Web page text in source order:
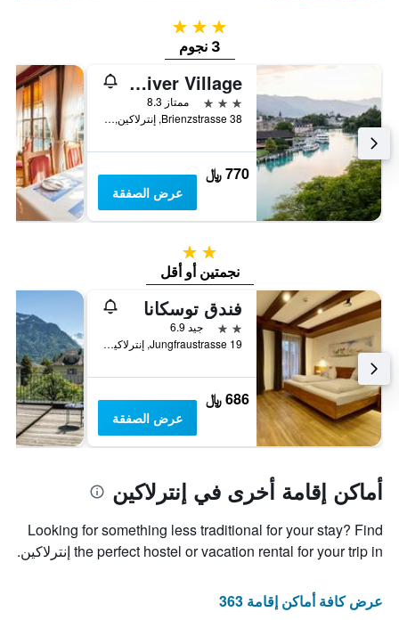
3 نجوم
3 نجوم
The River Village
3 نجوم
ممتاز 8.3
Brienzstrasse 38, إنترلاكين, كانتون برن, سويسرا
770 ﷼
عرض الصفقة
2 نجمتين
نجمتين أو أقل
فندق توسكانا
2 نجمتين
جيد 6.9
Jungfraustrasse 19, إنترلاكين, كانتون برن, سويسرا
686 ﷼
عرض الصفقة
أماكن إقامة أخرى في إنترلاكين
Looking for something less traditional for your stay? Find
the perfect hostel or vacation rental for your trip in إنترلاكين.
عرض كافة أماكن إقامة 363